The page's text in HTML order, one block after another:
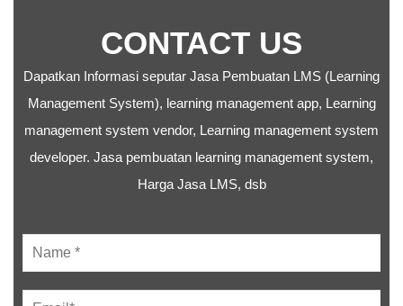
CONTACT US
Dapatkan Informasi seputar Jasa Pembuatan LMS (Learning
Management System), learning management app, Learning
management system vendor, Learning management system
developer. Jasa pembuatan learning management system,
Harga Jasa LMS, dsb